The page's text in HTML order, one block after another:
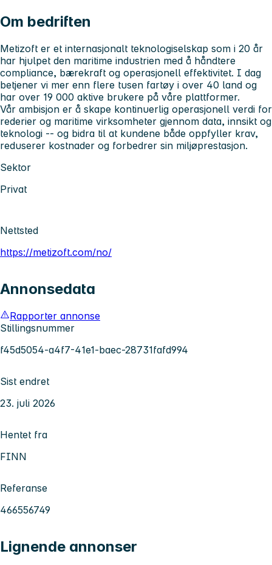
Om bedriften
Metizoft er et internasjonalt teknologiselskap som i 20 år
har hjulpet den maritime industrien med å håndtere
compliance, bærekraft og operasjonell effektivitet. I dag
betjener vi mer enn flere tusen fartøy i over 40 land og
har over 19 000 aktive brukere på våre plattformer.
Vår ambisjon er å skape kontinuerlig operasjonell verdi for
rederier og maritime virksomheter gjennom data, innsikt og
teknologi -- og bidra til at kundene både oppfyller krav,
reduserer kostnader og forbedrer sin miljøprestasjon.
Sektor
Privat
Nettsted
https://metizoft.com/no/
Annonsedata
Rapporter annonse
Stillingsnummer
f45d5054-a4f7-41e1-baec-28731fafd994
Sist endret
23. juli 2026
Hentet fra
FINN
Referanse
466556749
Lignende annonser